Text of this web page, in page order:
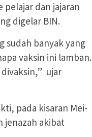
pelajar dan jajaran
digelar BIN.
sudah banyak yang
vaksin ini lamban.
ujar
pada kisaran Mei-
jenazah akibat